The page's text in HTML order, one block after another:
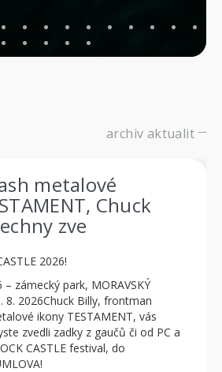
archiv aktualit
metalové
Chuck
zve
2026!
– zámecký park, MORAVSKÝ
8. 2026Chuck Billy, frontman
ikony TESTAMENT, vás
zvedli zadky z gaučů či od PC a
CASTLE festival, do